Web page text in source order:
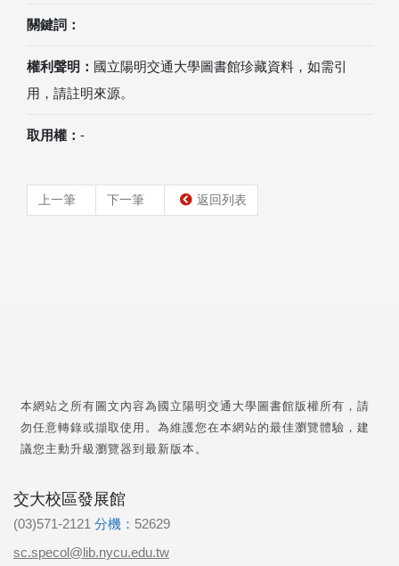
關鍵詞：
權利聲明： 國立陽明交通大學圖書館珍藏資料，如需引
用，請註明來源。
取用權： -
上一筆 下一筆 返回列表
本網站之所有圖文內容為國立陽明交通大學圖書館版權所有，請
勿任意轉錄或擷取使用。為維護您在本網站的最佳瀏覽體驗，建
議您主動升級瀏覽器到最新版本。
交大校區發展館
(03)571-2121 分機： 52629
sc.specol@lib.nycu.edu.tw